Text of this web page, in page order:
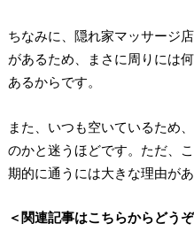
ちなみに、隠れ家マッサージ
があるため、まさに周りには
あるからです。
また、いつも空いているため
のかと迷うほどです。ただ、
期的に通うには大きな理由があ
＜関連記事はこちらからどう